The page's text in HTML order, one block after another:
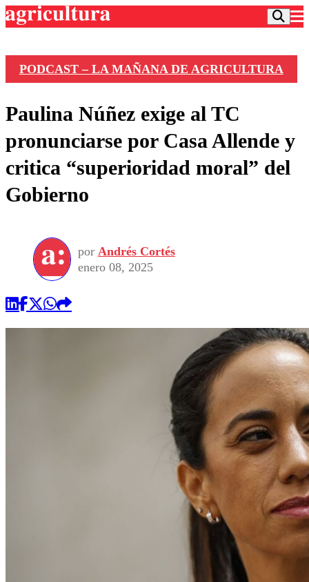
Frecuencias
Agricultura TV
Deportes
Colo Colo
Motor
Torneo Internacional
Torneo Nacional
Entretención
Internacional
Nacional
Vida Social
Programas
Comercial
PODCAST – LA MAÑANA DE AGRICULTURA
Paulina Núñez exige al TC
pronunciarse por Casa Allende y
critica “superioridad moral” del
Gobierno
por Andrés Cortés
enero 08, 2025